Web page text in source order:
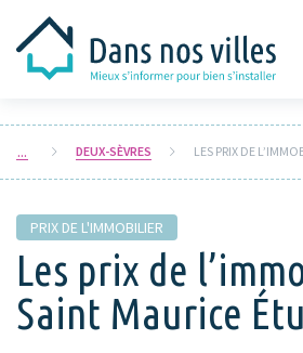
DEUX-SÈVRES LES PRIX DE
PRIX DE L'IMMOBILIER
Les prix de
Saint Maurice